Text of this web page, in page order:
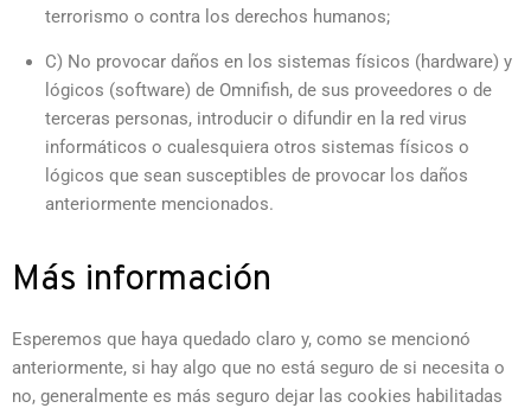
terrorismo o contra los derechos humanos;
C) No provocar daños en los sistemas físicos (hardware) y
lógicos (software) de Omnifish, de sus proveedores o de
terceras personas, introducir o difundir en la red virus
informáticos o cualesquiera otros sistemas físicos o
lógicos que sean susceptibles de provocar los daños
anteriormente mencionados.
Más información
Esperemos que haya quedado claro y, como se mencionó
anteriormente, si hay algo que no está seguro de si necesita o
no, generalmente es más seguro dejar las cookies habilitadas